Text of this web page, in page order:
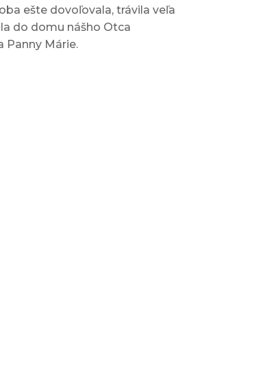
ešte dovoľovala, trávila veľa
do domu nášho Otca
Panny Márie.